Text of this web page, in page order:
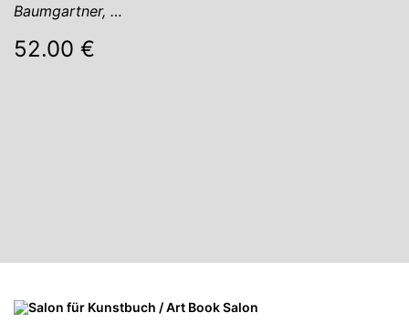
Baumgartner, …
52.00 €